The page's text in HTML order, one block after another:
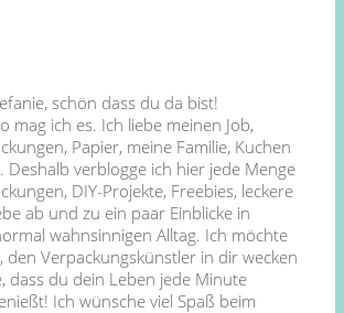
schön dass du da bist!
mag ich es. Ich liebe meinen Job,
Papier, meine Familie, Kuchen
Deshalb verblogge ich hier jede Menge
DIY-Projekte, Freebies, leckere
ab und zu ein paar Einblicke in
wahnsinnigen Alltag. Ich möchte
den Verpackungskünstler in dir wecken
dass du dein Leben jede Minute
Ich wünsche viel Spaß beim